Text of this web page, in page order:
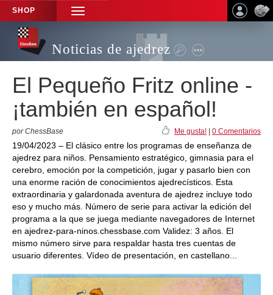
SHOP
TOGGLE
NAVIGATION
Noticias de ajedrez
El Pequeño Fritz online -
¡también en español!
por ChessBase Me gusta! 0 Comentarios
19/04/2023 – El clásico entre los programas de enseñanza de
ajedrez para niños. Pensamiento estratégico, gimnasia para el
cerebro, emoción por la competición, jugar y pasarlo bien con
una enorme ración de conocimientos ajedrecísticos. Esta
extraordinaria y galardonada aventura de ajedrez incluye todo
eso y mucho más. Número de serie para activar la edición del
programa a la que se juega mediante navegadores de Internet
en ajedrez-para-ninos.chessbase.com Validez: 3 años. El
mismo número sirve para respaldar hasta tres cuentas de
usuario diferentes. Vídeo de presentación, en castellano...